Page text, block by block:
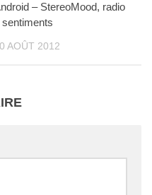
– StereoMood, radio
sentiments
AOÛT 2012